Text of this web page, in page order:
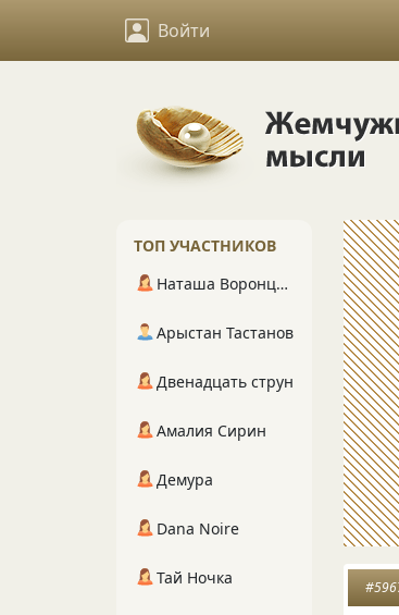
Войти
ТОП УЧАСТНИКОВ
Наташа Воронцова
Арыстан Тастанов
Двенадцать струн
Амалия Сирин
Демура
Dana Noire
Тай Ночка